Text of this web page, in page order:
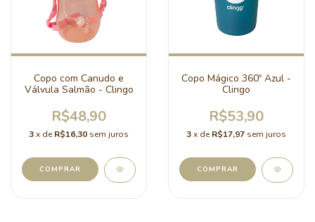
Copo com Canudo e
Válvula Salmão - Clingo
R$48,90
3x de R$16,30 sem juros
COMPRAR
Copo Mágico 360º Azul -
Clingo
R$53,90
3x de R$17,97 sem juros
COMPRAR